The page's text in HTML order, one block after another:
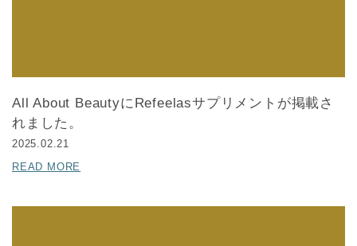
All About BeautyにRefeelasサプリメントが掲載さ
れました。
2025.02.21
READ MORE